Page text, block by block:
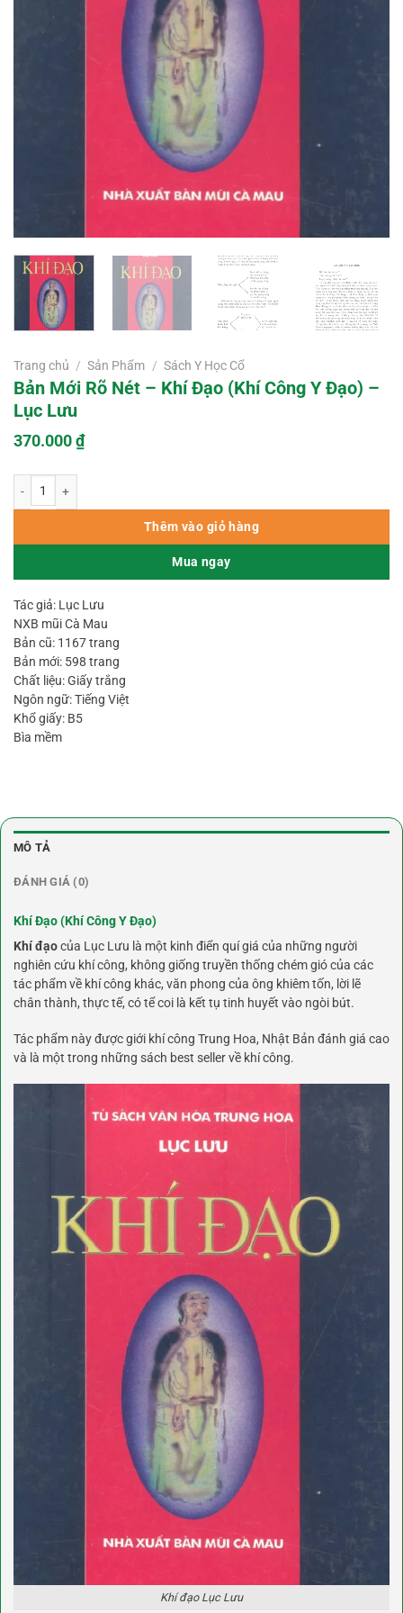
Trang chủ / Sản Phẩm / Sách Y Học Cổ
Bản Mới Rõ Nét – Khí Đạo (Khí Công Y Đạo) –
Lục Lưu
370.000₫
Thêm vào giỏ hàng
Mua ngay
Tác giả: Lục Lưu
NXB mũi Cà Mau
Bản cũ: 1167 trang
Bản mới: 598 trang
Chất liệu: Giấy trắng
Ngôn ngữ: Tiếng Việt
Khổ giấy: B5
Bìa mềm
MÔ TẢ
ĐÁNH GIÁ (0)
Khí Đạo (Khí Công Y Đạo)
Khí đạocủa Lục Lưu là một kinh điển quí giá của những người
nghiên cứu khí công, không giống truyền thống chém gió của các
tác phẩm về khí công khác, văn phong của ông khiêm tốn, lời lẽ
chân thành, thực tế, có tể coi là kết tụ tinh huyết vào ngòi bút.
Tác phẩm này được giới khí công Trung Hoa, Nhật Bản đánh giá cao
và là một trong những sách best seller về khí công.
Khí đạo Lục Lưu